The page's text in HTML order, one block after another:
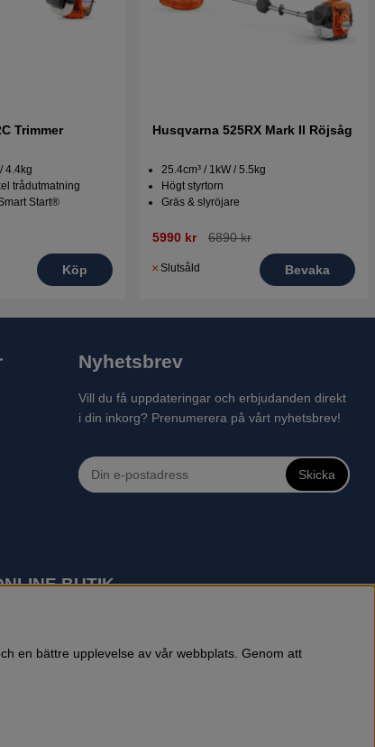
Trimmer
4.4kg
trådutmatning
Start®
Köp
Husqvarna 525RX Mark II Röjsåg
25.4cm³ / 1kW / 5.5kg
Högt styrtorn
Gräs & slyröjare
5990 kr 6890 kr
Slutsåld Bevaka
Nyhetsbrev
Vill du få uppdateringar och erbjudanden direkt
i din inkorg? Prenumerera på vårt nyhetsbrev!
Skicka
BUTIK
motorsågar, röjsågar, trimmers, riders,
en bättre upplevelse av vår webbplats. Genom att